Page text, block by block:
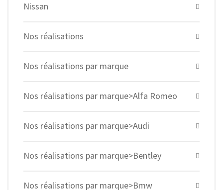
Nissan
Nos réalisations
Nos réalisations par marque
Nos réalisations par marque>Alfa Romeo
Nos réalisations par marque>Audi
Nos réalisations par marque>Bentley
Nos réalisations par marque>Bmw